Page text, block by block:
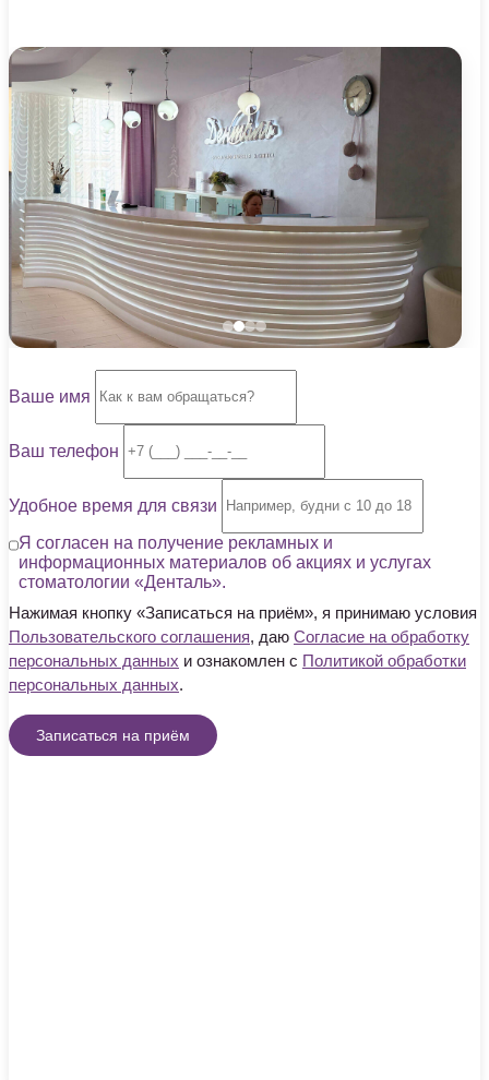
Ваше имя
Ваш телефон
Удобное время для связи
Я согласен на получение рекламных и
информационных материалов об акциях и услугах
стоматологии «Денталь».
Нажимая кнопку «Записаться на приём», я принимаю условия
Пользовательского соглашения, даю Согласие на обработку
персональных данных и ознакомлен с Политикой обработки
персональных данных.
Записаться на приём